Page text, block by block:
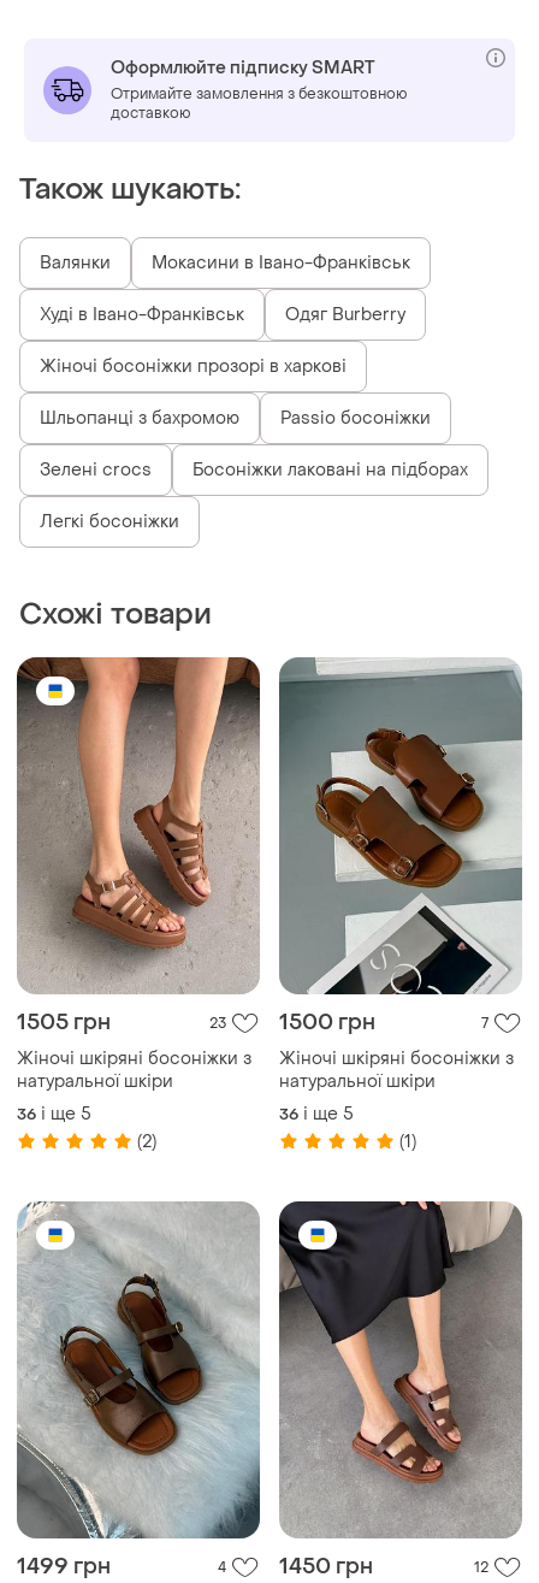
Оформлюйте підписку SMART
Отримайте замовлення з безкоштовною
доставкою
Також шукають:
Валянки Мокасини в Івано-Франківськ
Худі в Івано-Франківськ Одяг Burberry
Жіночі босоніжки прозорі в харкові
Шльопанці з бахромою Passio босоніжки
Зелені crocs Босоніжки лаковані на підборах
Легкі босоніжки
Схожі товари
1505 грн 23
Жіночі шкіряні босоніжки з
натуральної шкіри
36 і ще 5
(2)
1500 грн 7
Жіночі шкіряні босоніжки з
натуральної шкіри
36 і ще 5
(1)
1499 грн 4 1450 грн 12